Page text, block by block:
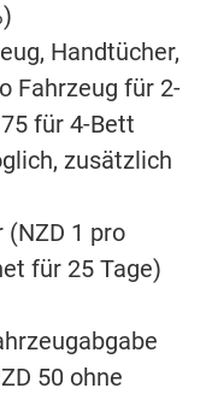
Handtücher,
Fahrzeug für 2-
für 4-Bett
zusätzlich
(NZD 1 pro
für 25 Tage)
50 ohne